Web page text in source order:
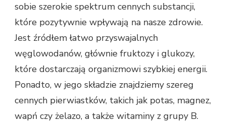
sobie szerokie spektrum cennych substancji,
które pozytywnie wpływają na nasze zdrowie.
Jest źródłem łatwo przyswajalnych
węglowodanów, głównie fruktozy i glukozy,
które dostarczają organizmowi szybkiej energii.
Ponadto, w jego składzie znajdziemy szereg
cennych pierwiastków, takich jak potas, magnez,
wapń czy żelazo, a także witaminy z grupy B.